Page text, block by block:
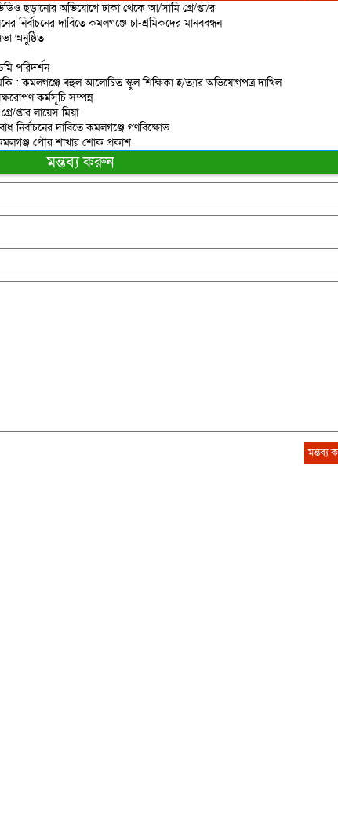
ছড়ানোর অভিযোগে ঢাকা থেকে আ/সামি গ্রে/প্তা/র
নির্বাচনের দাবিতে কমলগঞ্জে চা-শ্রমিকদের মানববন্ধন
অনুষ্ঠিত
পরিদর্শন
: কমলগঞ্জে বহুল আলোচিত স্কুল শিক্ষিকা হ/ত্যার অভিযোগপত্র দাখিল
কর্মসূচি সম্পন্ন
প্তার লায়েস মিয়া
নির্বাচনের দাবিতে কমলগঞ্জে গণবিক্ষোভ
পৌর শাখার শোক প্রকাশ
মন্তব্য করুন